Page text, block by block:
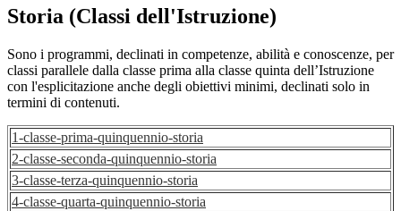
Storia (Classi dell'Istruzione)
Sono i programmi, declinati in competenze, abilità e conoscenze, per
classi parallele dalla classe prima alla classe quinta dell’Istruzione
con l'esplicitazione anche degli obiettivi minimi, declinati solo in
termini di contenuti.
1-classe-prima-quinquennio-storia
2-classe-seconda-quinquennio-storia
3-classe-terza-quinquennio-storia
4-classe-quarta-quinquennio-storia